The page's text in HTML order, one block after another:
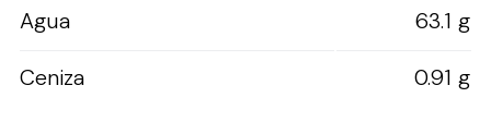
Agua
63.1 g
Ceniza
0.91 g